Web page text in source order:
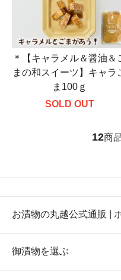
＊【キャラメル＆醤油＆
まの和スイーツ】キャラ
ま100ｇ
SOLD OUT
12商
お漬物の丸越公式通販 |
御漬物を選ぶ